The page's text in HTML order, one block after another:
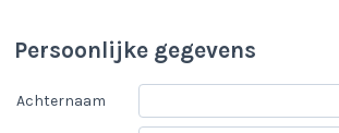
Persoonlijke gegevens
Achternaam